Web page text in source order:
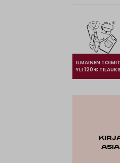
ILMAINEN
YLI 120 €